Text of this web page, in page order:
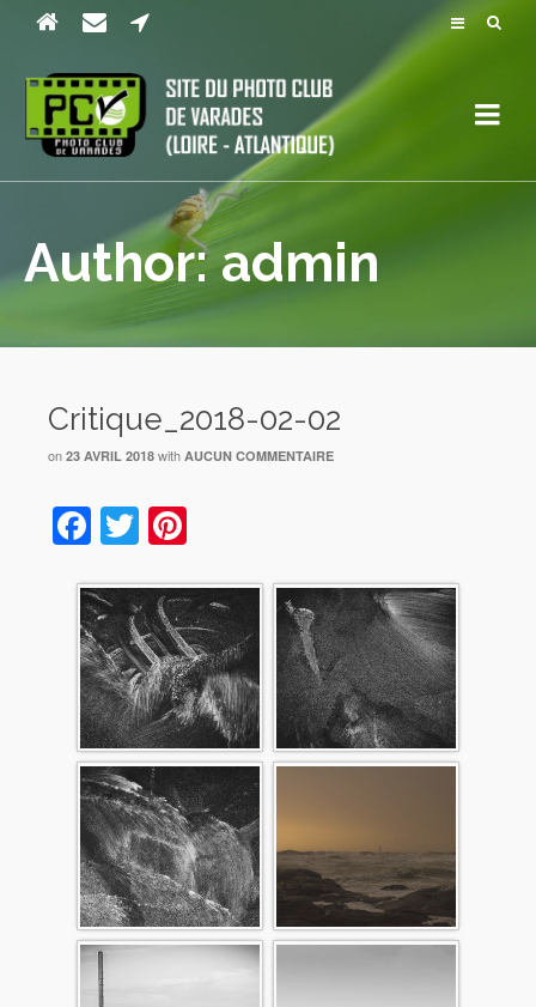
Author: admin
Critique_2018-02-02
on 23 AVRIL 2018 with AUCUN COMMENTAIRE
Facebook
Twitter